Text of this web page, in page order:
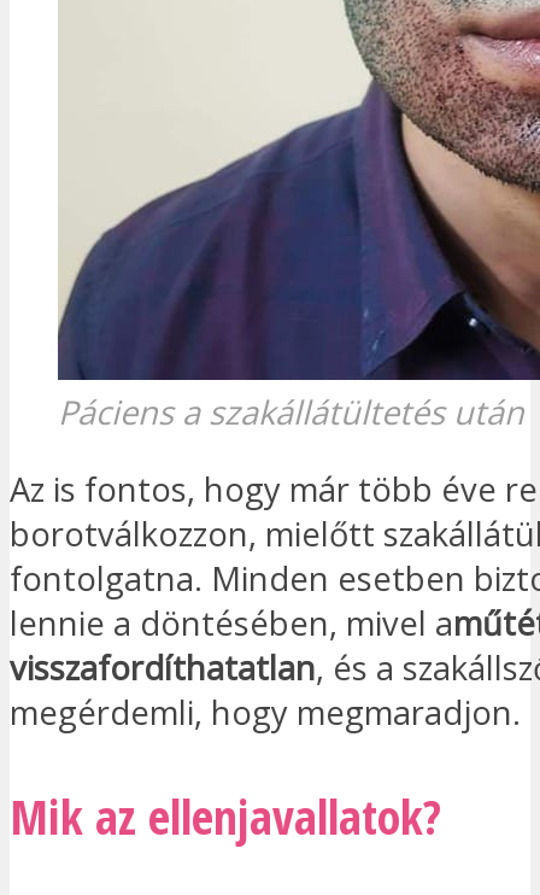
Páciens a szakállátültetés után
Az is fontos, hogy már több éve
borotválkozzon, mielőtt
fontolgatna. Minden esetben
lennie a döntésében, mivel a
visszafordíthatatlan, és a
megérdemli, hogy megmaradjon.
Mik az ellenjavallatok?